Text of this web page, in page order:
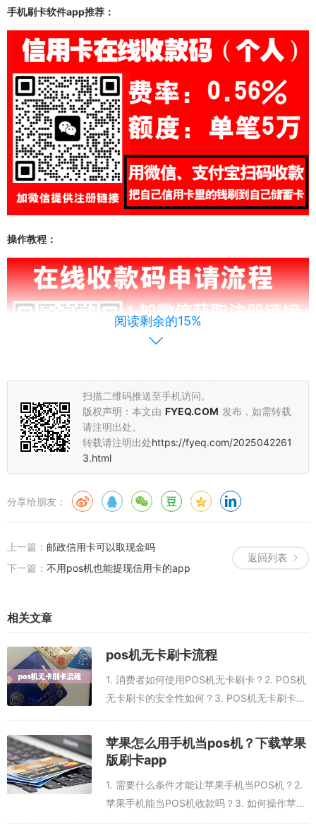
手机刷卡软件app推荐：
操作教程：
首先，要使用支付宝刷卡功能，必须先将支付宝收款功能开通，登录
“开通当面付”，然后根据页面提示按照流程完成开通，开通成功后就
可以使用支付宝刷卡功能了。
2、下载并安装无pos机刷卡软件
pos机刷卡软件了。
3、登录无pos机刷卡软件
然后，就可以登录无pos机刷卡软件，输入支付宝账号和密码，登录
4、进行支付宝刷卡收款
之后，就可以进行支付宝刷卡收款，在无pos机刷卡软件中输入收款
金额，然后让用户使用支付宝扫描二维码进行支付，支付完成后会出
阅读剩余的15%
扫描二维码推送至手机访问。
版权声明：本文由 FYEQ.COM 发布，如需转载
请注明出处。
转载请注明出处https://fyeq.com/2025042261
3.html
分享给朋友：
返回列表
上一篇： 邮政信用卡可以取现金吗
下一篇： 不用pos机也能提现信用卡的app
相关文章
pos机无卡刷卡流程
1. 消费者如何使用POS机无卡刷卡？2. POS机
无卡刷卡的安全性如何？3. POS机无卡刷卡需
程是怎样的？5. POS机无卡刷卡有什么优势？
1. 消费...
苹果怎么用手机当pos机？下载苹果
版刷卡app
1. 需要什么条件才能让苹果手机当POS机？2.
苹果手机能当POS机收款吗？3. 如何操作苹果
手机当POS机？4. 苹果手机能刷卡收款吗？5.